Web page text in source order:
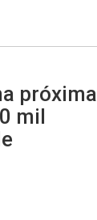
próxima
mil